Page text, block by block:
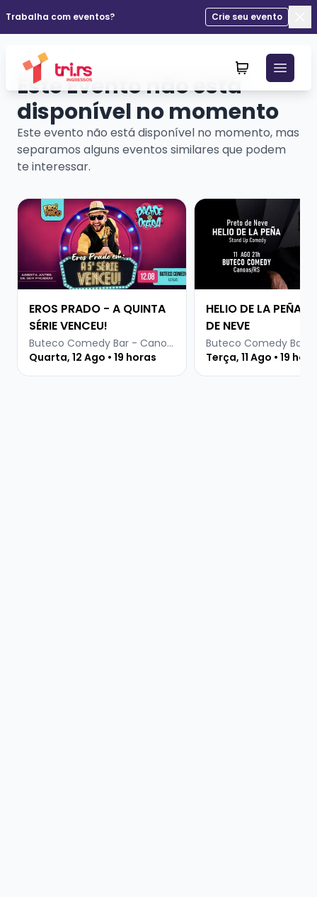
Trabalha com eventos?
Crie seu evento
Este Evento não está
disponível no momento
Este evento não está disponível no momento, mas
separamos alguns eventos similares que podem
te interessar.
Veja mais sobre EROS PRADO - A QUINTA SÉRIE
EROS PRADO - A QUINTA
SÉRIE VENCEU!
Buteco Comedy Bar - Canoas
Quarta, 12 Ago • 19 horas
Veja mais sobre HELIO
HELIO DE LA PEÑA -
DE NEVE
Terça, 11 Ago • 19